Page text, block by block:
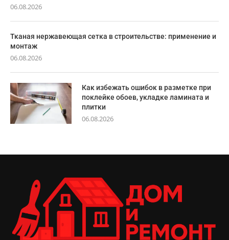
06.08.2026
Тканая нержавеющая сетка в строительстве: применение и
монтаж
06.08.2026
Как избежать ошибок в разметке при
поклейке обоев, укладке ламината и
плитки
06.08.2026